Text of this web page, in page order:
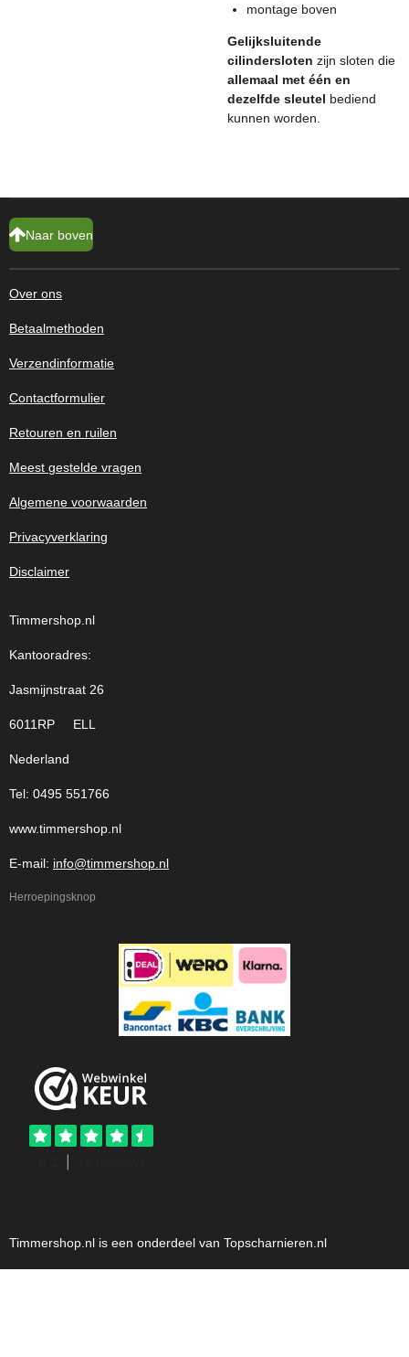
montage boven
Gelijksluitende
cilindersloten zijn sloten die
allemaal met één en
dezelfde sleutel bediend
kunnen worden.
Naar boven
Over ons
Betaalmethoden
Verzendinformatie
Contactformulier
Retouren en ruilen
Meest gestelde vragen
Algemene voorwaarden
Privacyverklaring
Disclaimer
Timmershop.nl
Kantooradres:
Jasmijnstraat 26
6011RP ELL
Nederland
Tel: 0495 551766
www.timmershop.nl
E-mail: info@timmershop.nl
Herroepingsknop
Timmershop.nl is een onderdeel van Topscharnieren.nl